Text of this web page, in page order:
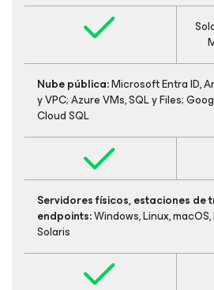
Nube pública:Microsoft Entra ID,
y VPC; Azure VMs, SQL y Files;
Cloud SQL
Servidores físicos, estaciones de
endpoints:Windows, Linux,
Solaris